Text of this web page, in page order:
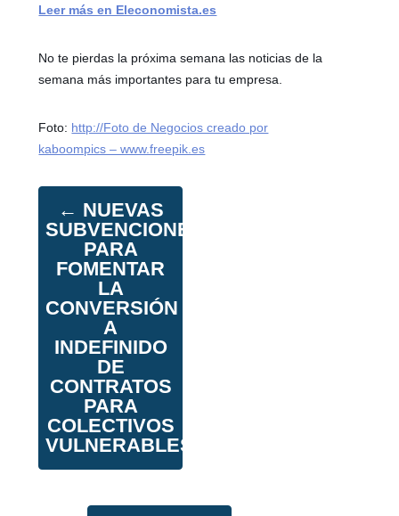
Leer más en Eleconomista.es
No te pierdas la próxima semana las noticias de la
semana más importantes para tu empresa.
Foto: http://Foto de Negocios creado por
kaboompics – www.freepik.es
← NUEVAS
SUBVENCIONES
PARA
FOMENTAR
LA
CONVERSIÓN
A
INDEFINIDO
DE
CONTRATOS
PARA
COLECTIVOS
VULNERABLES